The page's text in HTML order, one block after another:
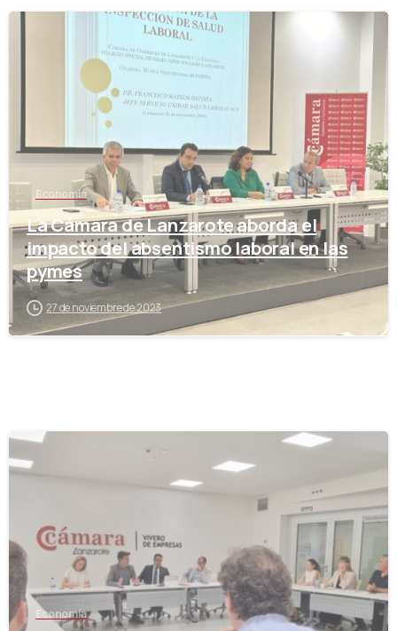
Economía
La Cámara de Lanzarote aborda el
impacto del absentismo laboral en las
pymes
27 de noviembre de 2023
Economía